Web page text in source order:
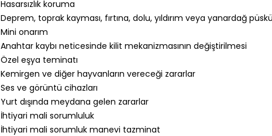
Hasarsızlık koruma
Deprem, toprak kayması, fırtına, dolu, yıldırım veya yanardağ
Mini onarım
Anahtar kaybı neticesinde kilit mekanizmasının değiştirilmesi
Özel eşya teminatı
Kemirgen ve diğer hayvanların vereceği zararlar
Ses ve görüntü cihazları
Yurt dışında meydana gelen zararlar
İhtiyari mali sorumluluk
İhtiyari mali sorumluk manevi tazminat